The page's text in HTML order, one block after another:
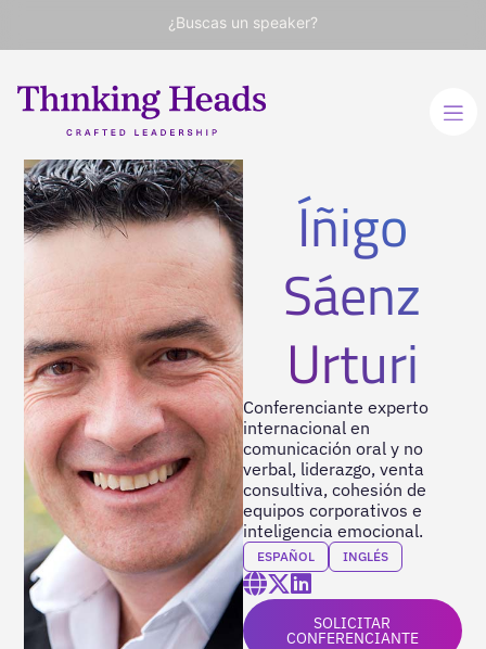
¿Buscas un speaker?
Íñigo
Sáenz
Urturi
Conferenciante experto
internacional en
comunicación oral y no
verbal, liderazgo, venta
consultiva, cohesión de
equipos corporativos e
inteligencia emocional.
ESPAÑOL INGLÉS
SOLICITAR
CONFERENCIANTE